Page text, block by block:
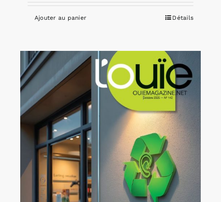
Ajouter au panier Détails